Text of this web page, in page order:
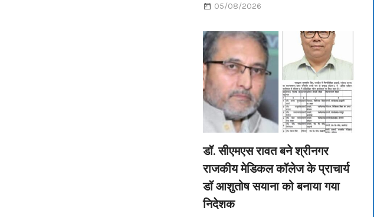
05/08/2026
डॉ. सीएमएस रावत बने श्रीनगर
राजकीय मेडिकल कॉलेज के प्राचार्य
डॉ आशुतोष सयाना को बनाया गया
निदेशक